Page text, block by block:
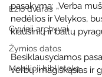
Ežio dvaras
Gyvieji archyvai
Žymios datos
Mobilioji biblioteka
pasakymą: „Verba
nedėlios ir Velykos,
kiaušinių ir baltų
Besiklausydamos
verbų  magiškąsias ir